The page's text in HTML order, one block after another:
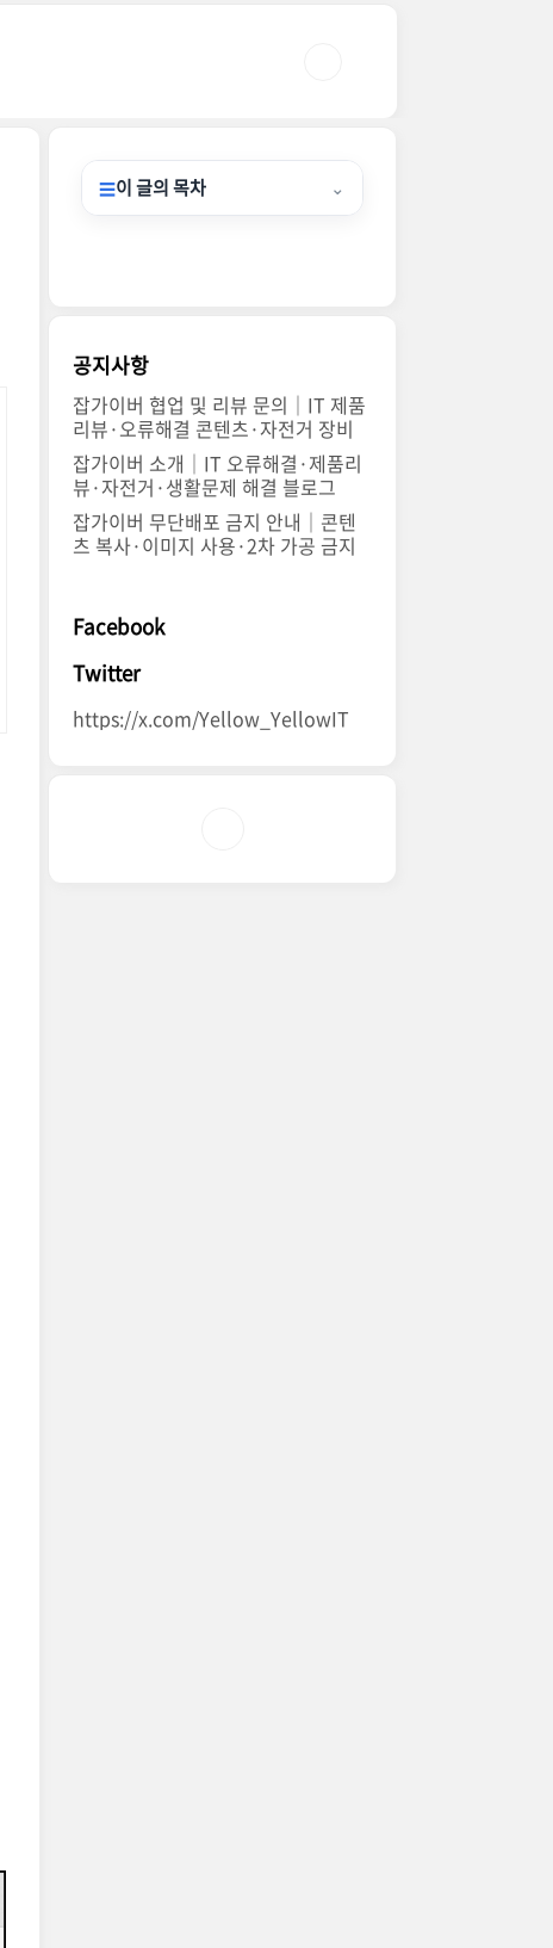
☰이 글의 목차 ⌄
공지사항
잡가이버 협업 및 리뷰 문의｜IT 제품
리뷰·오류해결 콘텐츠·자전거 장비
잡가이버 소개｜IT 오류해결·제품리
뷰·자전거·생활문제 해결 블로그
잡가이버 무단배포 금지 안내｜콘텐
츠 복사·이미지 사용·2차 가공 금지
Facebook
Twitter
https://x.com/Yellow_YellowIT